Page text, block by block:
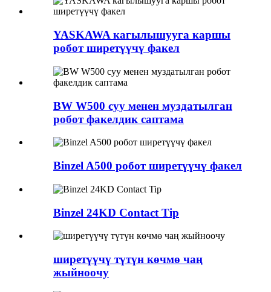
YASKAWA кагылышууга каршы
робот ширетүүчү факел
BW W500 суу менен муздатылган
робот факелдик саптама
Binzel A500 робот ширетүүчү факел
Binzel 24KD Contact Tip
ширетүүчү түтүн көчмө чаң
жыйноочу